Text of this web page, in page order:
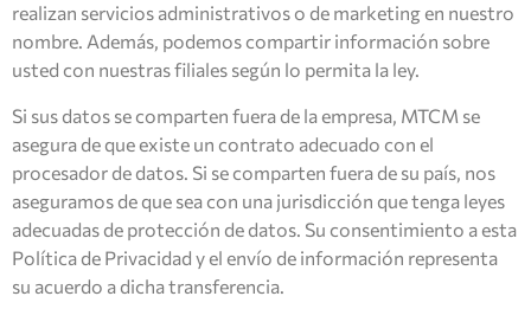
realizan servicios administrativos o de marketing en nuestro
nombre. Además, podemos compartir información sobre
usted con nuestras filiales según lo permita la ley.
Si sus datos se comparten fuera de la empresa, MTCM se
asegura de que existe un contrato adecuado con el
procesador de datos. Si se comparten fuera de su país, nos
aseguramos de que sea con una jurisdicción que tenga leyes
adecuadas de protección de datos. Su consentimiento a esta
Política de Privacidad y el envío de información representa
su acuerdo a dicha transferencia.